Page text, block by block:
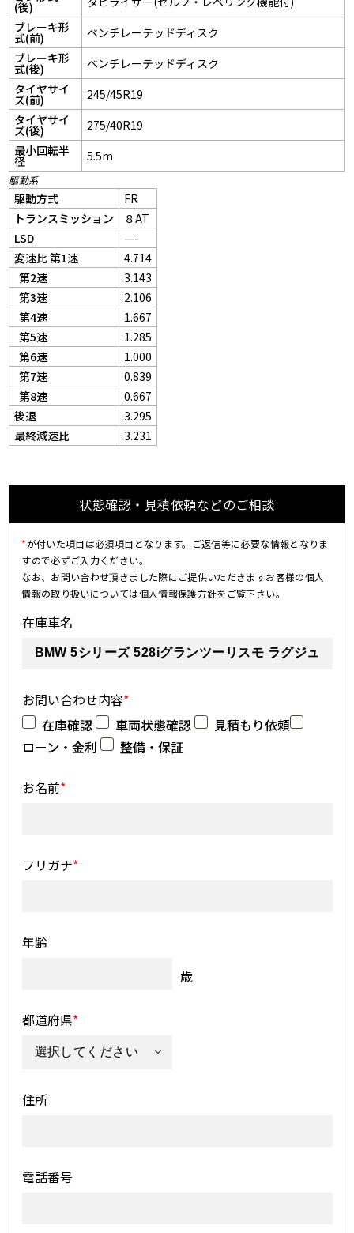
(後)
ブレーキ形
式(前)
ベンチレーテッドディスク
ブレーキ形
式(後)
ベンチレーテッドディスク
タイヤサイ
ズ(前)
245/45R19
タイヤサイ
ズ(後)
275/40R19
最小回転半
径 5.5m
駆動系
駆動方式
FR
トランスミッション
８AT
LSD
—-
変速比 第1速
4.714
第2速
3.143
第3速
2.106
第4速
1.667
第5速
1.285
第6速
1.000
第7速
0.839
第8速
0.667
後退
3.295
最終減速比
3.231
状態確認・見積依頼などのご相談
*が付いた項目は必須項目となります。ご返信等に必要な情報となりま
すので必ずご入力ください。
なお、お問い合わせ頂きました際にご提供いただきますお客様の個人
情報の取り扱いについては個人情報保護方針をご覧下さい。
在庫車名
お問い合わせ内容*
在庫確認
車両状態確認
見積もり依頼
ローン・金利
整備・保証
お名前*
フリガナ*
年齢
歳
都道府県*
住所
電話番号